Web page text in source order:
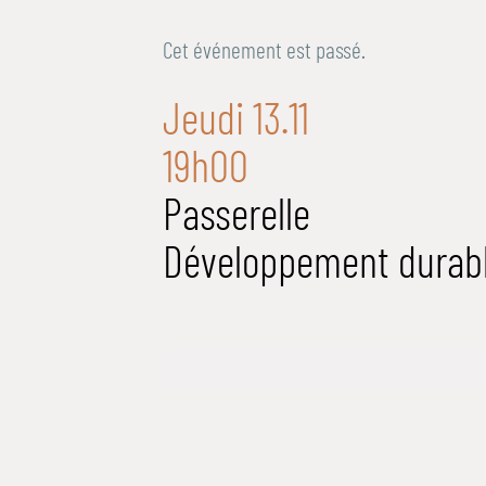
Cet événement est passé.
Jeudi 13.11
19h00
Passerelle
Développement